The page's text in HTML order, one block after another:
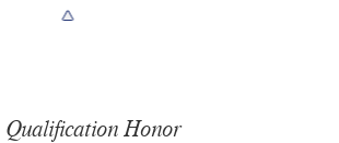
Qualification Honor